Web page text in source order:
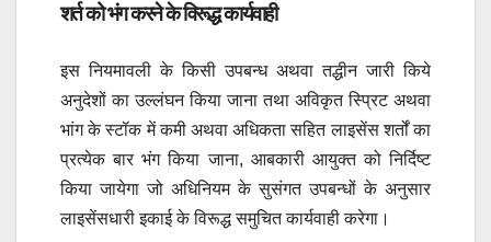
शर्त को भंग करने के विरूद्ध कार्यवाही
इस नियमावली के किसी उपबन्ध अथवा तद्धीन जारी किये
अनुदेशों का उल्लंघन किया जाना तथा अविकृत स्प्रिट अथवा
भांग के स्टॉक में कमी अथवा अधिकता सहित लाइसेंस शर्तों का
प्रत्येक बार भंग किया जाना, आबकारी आयुक्त को निर्दिष्ट
किया जायेगा जो अधिनियम के सुसंगत उपबन्धों के अनुसार
लाइसेंसधारी इकाई के विरूद्ध समुचित कार्यवाही करेगा।